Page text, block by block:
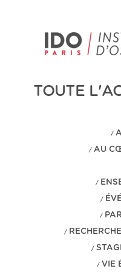
TOUTE
/
/ AU
/
/
/
/
/
/ VIE